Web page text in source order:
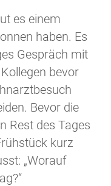
es einem
haben. Es
Gespräch mit
bevor
Bevor die
Rest des Tages
kurz
„Worauf